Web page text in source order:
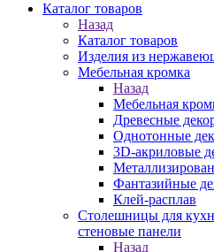
Каталог товаров
Назад
Каталог товаров
Изделия из
Мебельная кромка
Назад
Мебельная
Древесные
Однотонные
3D-акриловые
Фантазийные
Клей-расплав
Столешницы для
стеновые панели
Назад